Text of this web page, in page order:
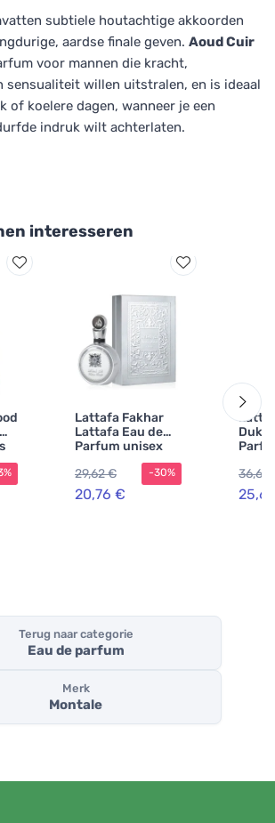
subtiele houtachtige akkoorden
aardse finale geven. Aoud Cuir
voor mannen die kracht,
sensualiteit willen uitstralen, en is ideaal
of koelere dagen, wanneer je een
indruk wilt achterlaten.
interesseren
Lattafa Fakhar
Lattafa Eau de
Parfum unisex
29,62 €
20,76 €
-30%
36,69
Terug naar categorie
Eau de parfum
Merk
Montale